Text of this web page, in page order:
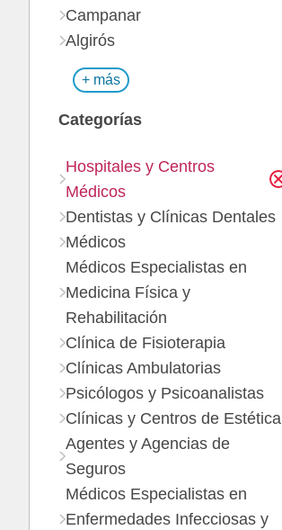
Campanar
Algirós
+ más
Categorías
Hospitales y Centros
Médicos
Dentistas y Clínicas Dentales
Médicos
Médicos Especialistas en
Medicina Física y
Rehabilitación
Clínica de Fisioterapia
Clínicas Ambulatorias
Psicólogos y Psicoanalistas
Clínicas y Centros de Estética
Agentes y Agencias de
Seguros
Médicos Especialistas en
Enfermedades Infecciosas y